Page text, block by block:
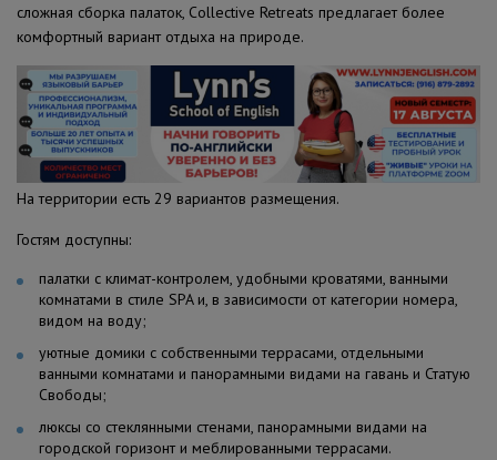
сложная сборка палаток, Collective Retreats предлагает более
комфортный вариант отдыха на природе.
На территории есть 29 вариантов размещения.
Гостям доступны:
палатки с климат-контролем, удобными кроватями, ванными
комнатами в стиле SPA и, в зависимости от категории номера,
видом на воду;
уютные домики с собственными террасами, отдельными
ванными комнатами и панорамными видами на гавань и Статую
Свободы;
люксы со стеклянными стенами, панорамными видами на
городской горизонт и меблированными террасами.